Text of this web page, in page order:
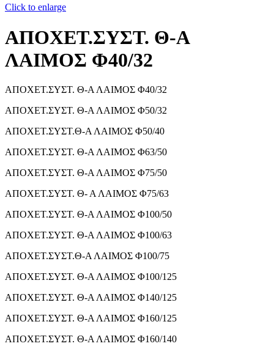
Click to enlarge
ΑΠΟΧΕΤ.ΣΥΣΤ. Θ-Α
ΛΑΙΜΟΣ Φ40/32
ΑΠΟΧΕΤ.ΣΥΣΤ. Θ-Α ΛΑΙΜΟΣ Φ40/32
ΑΠΟΧΕΤ.ΣΥΣΤ. Θ-Α ΛΑΙΜΟΣ Φ50/32
ΑΠΟΧΕΤ.ΣΥΣΤ.Θ-Α ΛΑΙΜΟΣ Φ50/40
ΑΠΟΧΕΤ.ΣΥΣΤ. Θ-Α ΛΑΙΜΟΣ Φ63/50
ΑΠΟΧΕΤ.ΣΥΣΤ. Θ-Α ΛΑΙΜΟΣ Φ75/50
ΑΠΟΧΕΤ.ΣΥΣΤ. Θ- Α ΛΑΙΜΟΣ Φ75/63
ΑΠΟΧΕΤ.ΣΥΣΤ. Θ-Α ΛΑΙΜΟΣ Φ100/50
ΑΠΟΧΕΤ.ΣΥΣΤ. Θ-Α ΛΑΙΜΟΣ Φ100/63
ΑΠΟΧΕΤ.ΣΥΣΤ.Θ-Α ΛΑΙΜΟΣ Φ100/75
ΑΠΟΧΕΤ.ΣΥΣΤ. Θ-Α ΛΑΙΜΟΣ Φ100/125
ΑΠΟΧΕΤ.ΣΥΣΤ. Θ-Α ΛΑΙΜΟΣ Φ140/125
ΑΠΟΧΕΤ.ΣΥΣΤ. Θ-Α ΛΑΙΜΟΣ Φ160/125
ΑΠΟΧΕΤ.ΣΥΣΤ. Θ-Α ΛΑΙΜΟΣ Φ160/140